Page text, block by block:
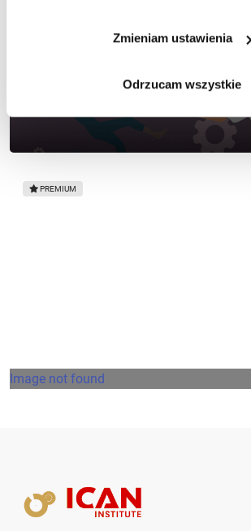
Zmieniam ustawienia
Odrzucam wszystkie
Image not found
Bank z dynamicznym
PREMIUM